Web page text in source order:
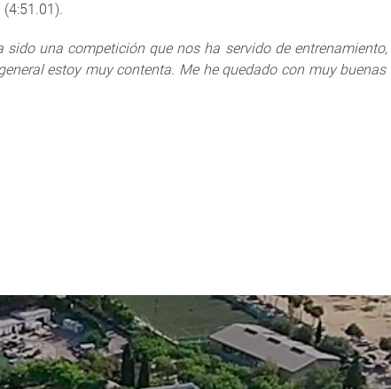
sido una competición que nos ha servido de
estoy muy contenta. Me he quedado con muy